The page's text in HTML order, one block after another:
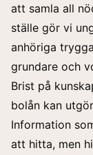
att samla all
ställe gör vi
anhöriga
grundare och
Brist på
bolån kan
Information
att hitta, men